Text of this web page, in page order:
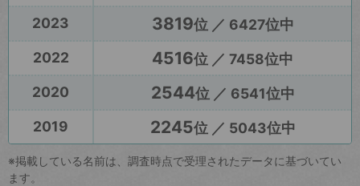
2023
3819位 ／ 6427位中
2022
4516位 ／ 7458位中
2020
2544位 ／ 6541位中
2019
2245位 ／ 5043位中
※掲載している名前は、調査時点で受理されたデータに基づいてい
ます。